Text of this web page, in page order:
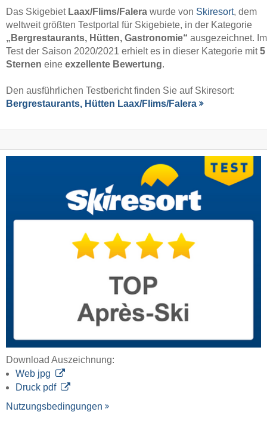
Das Skigebiet Laax/​Flims/​Falera wurde von Skiresort, dem
weltweit größten Testportal für Skigebiete, in der Kategorie
„Bergrestaurants, Hütten, Gastronomie“ ausgezeichnet. Im
Test der Saison 2020/2021 erhielt es in dieser Kategorie mit5
Sternen eine exzellente Bewertung.
Den ausführlichen Testbericht finden Sie auf Skiresort:
Bergrestaurants, Hütten Laax/​Flims/​Falera
Download Auszeichnung:
Web jpg
Druck pdf
Nutzungsbedingungen